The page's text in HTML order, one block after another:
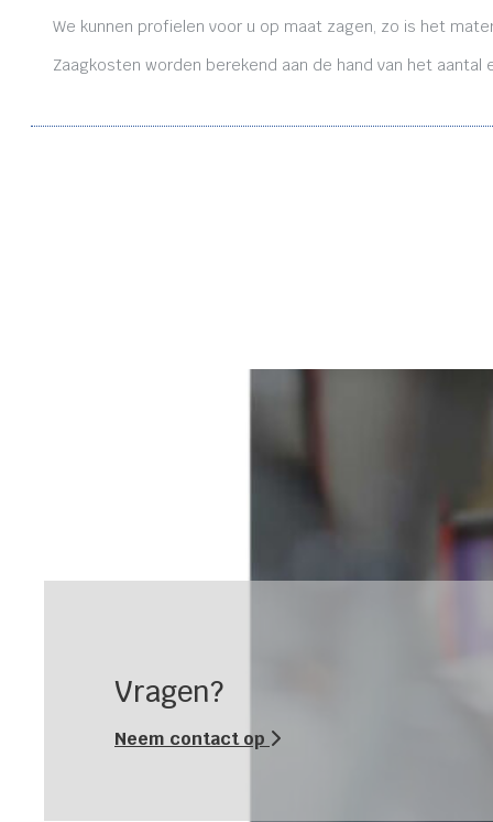
We kunnen profielen voor u op maat zagen, zo is het
Zaagkosten worden berekend aan de hand van het
Vragen?
Neem contact op